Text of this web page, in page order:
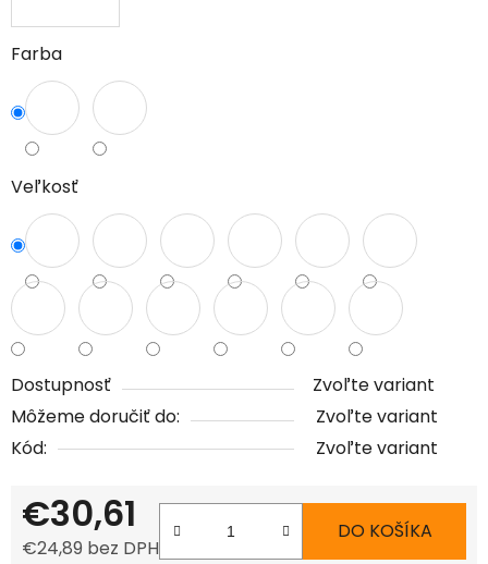
Farba
Veľkosť
Dostupnosť
Zvoľte variant
Môžeme doručiť do:
Zvoľte variant
Kód:
Zvoľte variant
€30,61
€24,89 bez DPH
DO KOŠÍKA